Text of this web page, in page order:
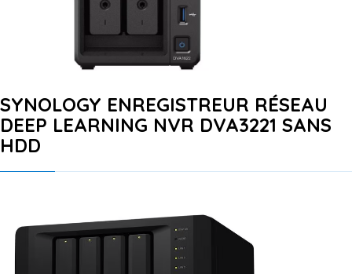
SYNOLOGY ENREGISTREUR RÉSEAU
DEEP LEARNING NVR DVA3221 SANS
HDD